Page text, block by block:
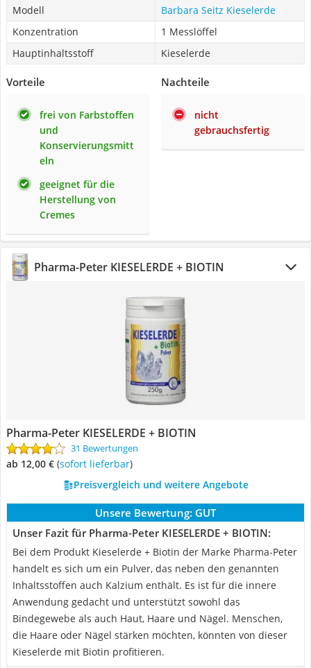
Modell
Barbara Seitz Kieselerde
Konzentration
1 Messlöffel
Hauptinhaltsstoff
Kieselerde
Vorteile
frei von Farbstoffen
und
Konservierungsmitt
eln
geeignet für die
Herstellung von
Cremes
Nachteile
nicht
gebrauchsfertig
Pharma-Peter KIESELERDE + BIOTIN
Pharma-Peter KIESELERDE + BIOTIN
31 Bewertungen
ab 12,00 € ( Sofort lieferbar)
Preisvergleich und weitere Angebote
Unsere Bewertung: GUT
Unser Fazit für Pharma-Peter KIESELERDE + BIOTIN:
Bei dem Produkt Kieselerde + Biotin der Marke Pharma-Peter
handelt es sich um ein Pulver, das neben den genannten
Inhaltsstoffen auch Kalzium enthält. Es ist für die innere
Anwendung gedacht und unterstützt sowohl das
Bindegewebe als auch Haut, Haare und Nägel. Menschen,
die Haare oder Nägel stärken möchten, könnten von dieser
Kieselerde mit Biotin profitieren.